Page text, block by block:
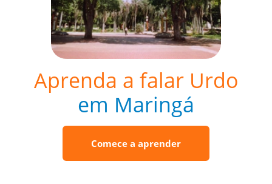
Aprenda a falar Urdo
em Maringá
Comece a aprender